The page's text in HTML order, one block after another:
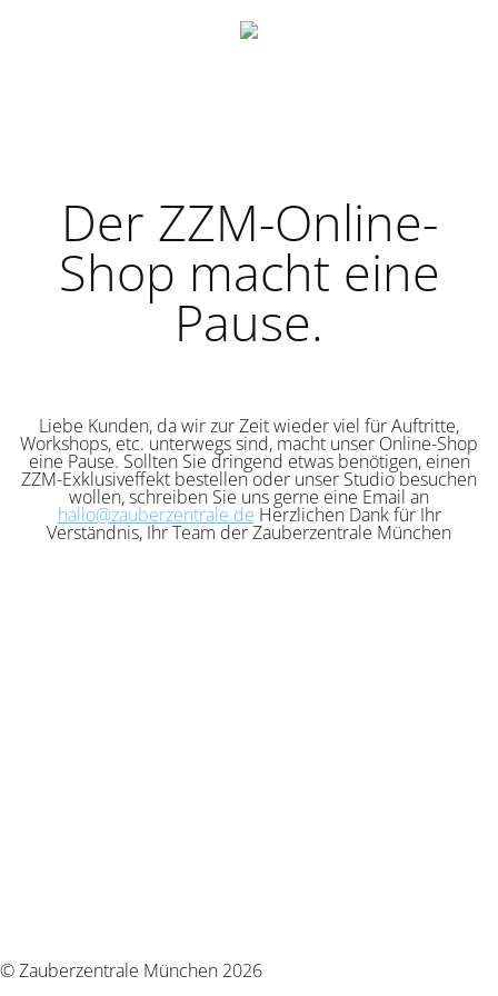
Der ZZM-Online-
Shop macht eine
Pause.
Liebe Kunden, da wir zur Zeit wieder viel für Auftritte,
Workshops, etc. unterwegs sind, macht unser Online-Shop
eine Pause. Sollten Sie dringend etwas benötigen, einen
ZZM-Exklusiveffekt bestellen oder unser Studio besuchen
wollen, schreiben Sie uns gerne eine Email an
hallo@zauberzentrale.de Herzlichen Dank für Ihr
Verständnis, Ihr Team der Zauberzentrale München
© Zauberzentrale München 2026